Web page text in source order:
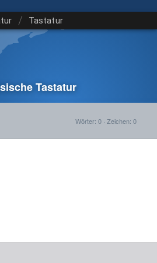
/ Tastatur
Tastatur
Wörter: 0 · Zeichen: 0